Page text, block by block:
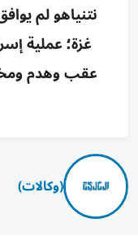
نتنياهو لم
غزة؛ عملية
عقب وهدم
(وكالات)